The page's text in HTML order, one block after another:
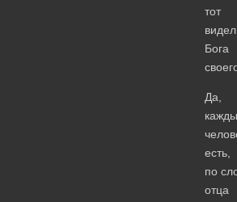
тот
видел
Бога
Да,
есть,
по
отца